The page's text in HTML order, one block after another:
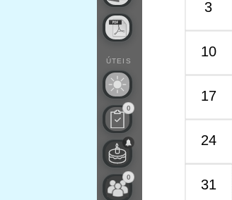
ÚTEIS
0
0
3
10
17
24
31